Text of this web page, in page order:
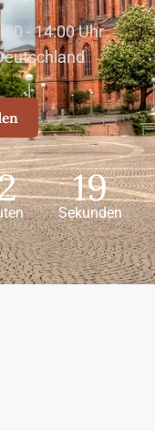
- 14:00 Uhr
18
Sekunden